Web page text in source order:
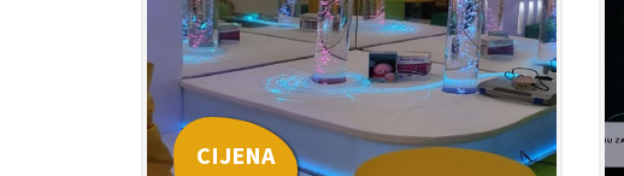
CIJENA